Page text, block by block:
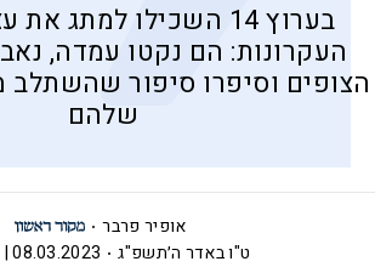
בערוץ 14 השכילו למתג
העקרונות: הם נקטו עמדה,
הצופים וסיפרו סיפור שהשתלב
שלהם
אופיר פרבר
ט"ו באדר ה׳תשפ"ג
08.03.2023 | 12:51